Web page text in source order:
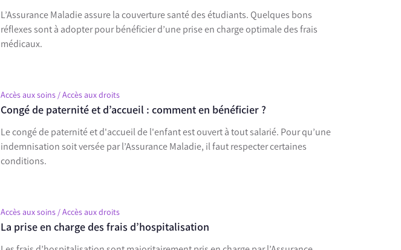
L’Assurance Maladie assure la couverture santé des étudiants. Quelques bons
réflexes sont à adopter pour bénéficier d’une prise en charge optimale des frais
médicaux.
Accès aux soins / Accès aux droits
Congé de paternité et d’accueil : comment en bénéficier ?
Le congé de paternité et d'accueil de l'enfant est ouvert à tout salarié. Pour qu’une
indemnisation soit versée par l’Assurance Maladie, il faut respecter certaines
conditions.
Accès aux soins / Accès aux droits
La prise en charge des frais d’hospitalisation